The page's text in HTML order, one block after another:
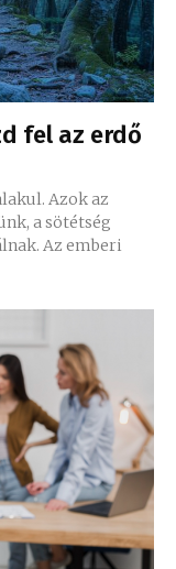
fel az erdő
Azok az
a sötétség
Az emberi